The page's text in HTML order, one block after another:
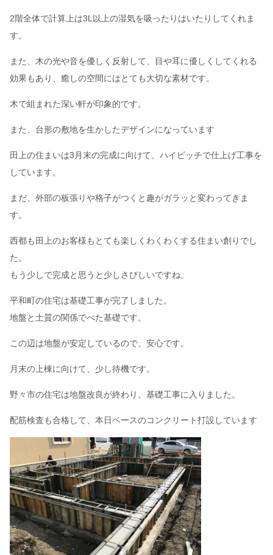
2階全体で計算上は3L以上の湿気を吸ったりはいたりしてくれま
す。
また、木の光や音を優しく反射して、目や耳に優しくしてくれる
効果もあり、癒しの空間にはとても大切な素材です。
木で組まれた深い軒が印象的です。
また、台形の敷地を生かしたデザインになっています
田上の住まいは3月末の完成に向けて、ハイピッチで仕上げ工事を
しています。
まだ、外部の板張りや格子がつくと趣がガラッと変わってきま
す。
西都も田上のお客様もとても楽しくわくわくする住まい創りでし
た。
もう少しで完成と思うと少しさびしいですね。
平和町の住宅は基礎工事が完了しました。
地盤と土質の関係でべた基礎です。
この辺は地盤が安定しているので、安心です。
月末の上棟に向けて、少し待機です。
野々市の住宅は地盤改良が終わり、基礎工事に入りました。
配筋検査も合格して、本日ベースのコンクリート打設しています